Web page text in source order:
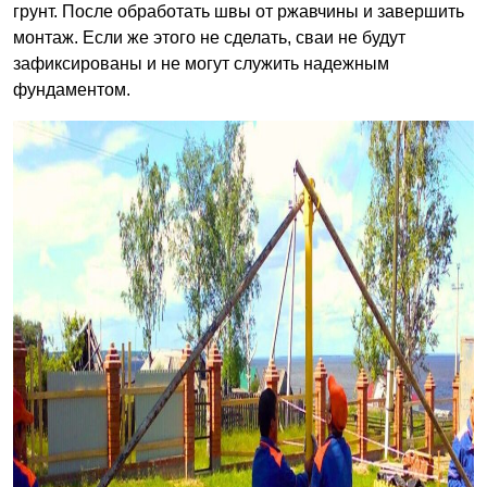
грунт. После обработать швы от ржавчины и завершить
монтаж. Если же этого не сделать, сваи не будут
зафиксированы и не могут служить надежным
фундаментом.